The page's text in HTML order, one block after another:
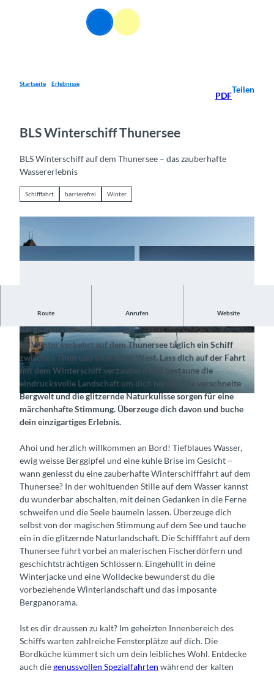
Suche Menü
Startseite Erlebnisse
PDF
Teilen
BLS Winterschiff Thunersee
BLS Winterschiff auf dem Thunersee – das zauberhafte
Wassererlebnis
Schifffahrt barrierefrei Winter
© Interlaken Tourismus, BLS Schifffahrt AG |CC-BY-ND
© Interlaken Tourismus, BLS Schifffahrt AG |
CC-BY-ND
© BLS AG, Schifffahrt, Interlaken Tourismus |
CC-BY-SA
Route Anrufen Website
Geniesse die traumhafte Atmosphäre und das imposante
Bergpanorama
Im Winter verkehrt auf dem Thunersee täglich ein Schiff
zwischen Thun und Interlaken West. Lass dich auf der Fahrt
mit dem Winterschiff verzaubern und bestaune die
eindrucksvolle Landschaft um dich herum. Die verschneite
Bergwelt und die glitzernde Naturkulisse sorgen für eine
märchenhafte Stimmung. Überzeuge dich davon und buche
dein einzigartiges Erlebnis.
Ahoi und herzlich willkommen an Bord! Tiefblaues Wasser,
ewig weisse Berggipfel und eine kühle Brise im Gesicht −
wann geniesst du eine zauberhafte Winterschifffahrt auf dem
Thunersee? In der wohltuenden Stille auf dem Wasser kannst
du wunderbar abschalten, mit deinen Gedanken in die Ferne
schweifen und die Seele baumeln lassen. Überzeuge dich
selbst von der magischen Stimmung auf dem See und tauche
ein in die glitzernde Naturlandschaft. Die Schifffahrt auf dem
Thunersee führt vorbei an malerischen Fischerdörfern und
geschichtsträchtigen Schlössern. Eingehüllt in deine
Winterjacke und eine Wolldecke bewunderst du die
vorbeziehende Winterlandschaft und das imposante
Bergpanorama.
Ist es dir draussen zu kalt? Im geheizten Innenbereich des
Schiffs warten zahlreiche Fensterplätze auf dich. Die
Bordküche kümmert sich um dein leibliches Wohl. Entdecke
auch diegenussvollen Spezialfahrten während der kalten